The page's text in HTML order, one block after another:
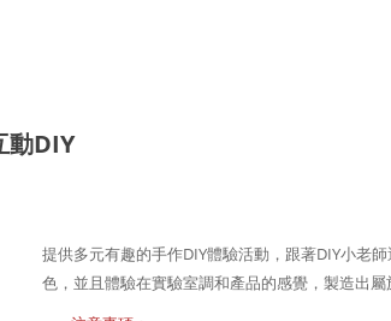
動DIY
提供多元有趣的手作DIY體驗活動，跟著DIY小老師
色，並且體驗在實驗室調和產品的感覺，製造出屬